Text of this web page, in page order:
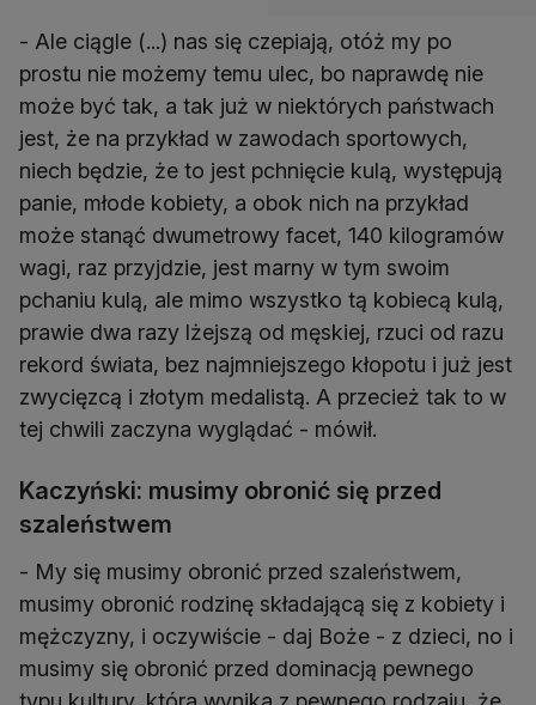
- Ale ciągle (...) nas się czepiają, otóż my po
prostu nie możemy temu ulec, bo naprawdę nie
może być tak, a tak już w niektórych państwach
jest, że na przykład w zawodach sportowych,
niech będzie, że to jest pchnięcie kulą, występują
panie, młode kobiety, a obok nich na przykład
może stanąć dwumetrowy facet, 140 kilogramów
wagi, raz przyjdzie, jest marny w tym swoim
pchaniu kulą, ale mimo wszystko tą kobiecą kulą,
prawie dwa razy lżejszą od męskiej, rzuci od razu
rekord świata, bez najmniejszego kłopotu i już jest
zwycięzcą i złotym medalistą. A przecież tak to w
tej chwili zaczyna wyglądać - mówił.
Kaczyński: musimy obronić się przed
szaleństwem
- My się musimy obronić przed szaleństwem,
musimy obronić rodzinę składającą się z kobiety i
mężczyzny, i oczywiście - daj Boże - z dzieci, no i
musimy się obronić przed dominacją pewnego